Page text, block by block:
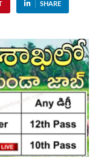
SHARE